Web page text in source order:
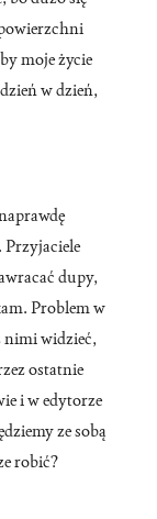
moje życie
w dzień,
dupy,
Problem w
nimi widzieć,
ostatnie
i w edytorze
ze sobą
robić?